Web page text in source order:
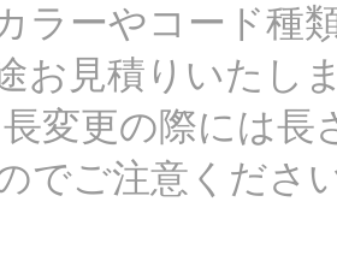
ラーやコード種
お見積りいたし
変更の際には長
でご注意くださ